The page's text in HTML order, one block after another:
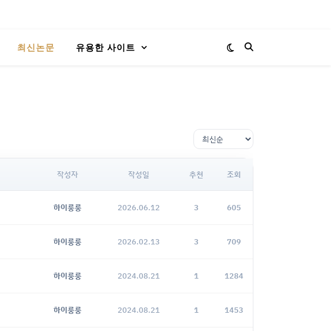
최신논문 유용한 사이트
작성자 작성일 추천 조회
하이룽룽 2026.06.12 3 605
하이룽룽 2026.02.13 3 709
하이룽룽 2024.08.21 1 1284
하이룽룽 2024.08.21 1 1453